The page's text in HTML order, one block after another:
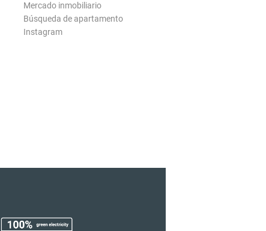
Mercado inmobiliario
Búsqueda de apartamento
Instagram